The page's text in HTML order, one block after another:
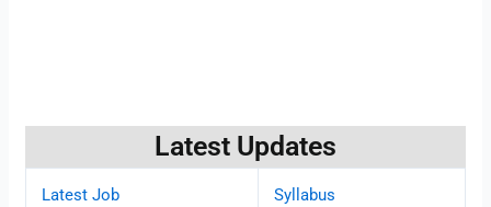
Latest Updates
Latest Job Syllabus